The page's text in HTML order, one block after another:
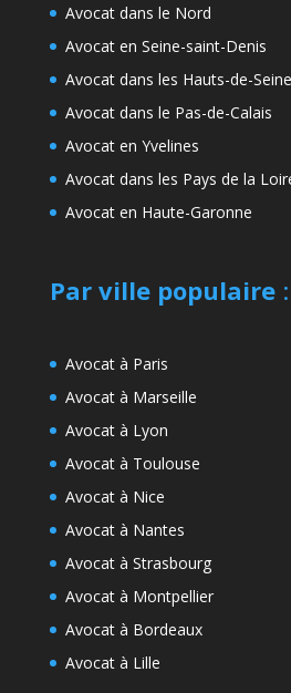
Avocat dans le Nord
Avocat en Seine-saint-Denis
Avocat dans les Hauts-de-Seine
Avocat dans le Pas-de-Calais
Avocat en Yvelines
Avocat dans les Pays de la
Avocat en Haute-Garonne
Par ville populaire:
Avocat à Paris
Avocat à Marseille
Avocat à Lyon
Avocat à Toulouse
Avocat à Nice
Avocat à Nantes
Avocat à Strasbourg
Avocat à Montpellier
Avocat à Bordeaux
Avocat à Lille